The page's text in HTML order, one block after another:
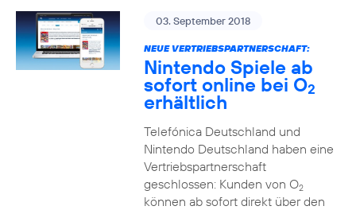
03. September 2018
NEUE VERTRIEBSPARTNERSCHAFT:
Nintendo Spiele ab
sofort online bei O2
erhältlich
Telefónica Deutschland und
Nintendo Deutschland haben eine
Vertriebspartnerschaft
geschlossen: Kunden von O2
können ab sofort direkt über den